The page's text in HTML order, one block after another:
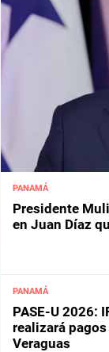
PANAMÁ
Presidente
en Juan Díaz
PANAMÁ
PASE-U 2026:
realizará
Veraguas